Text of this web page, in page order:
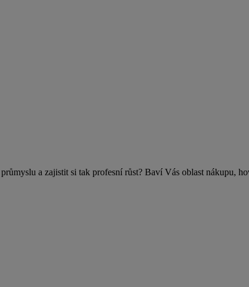
a zajistit si tak profesní růst? Baví Vás oblast nákupu,